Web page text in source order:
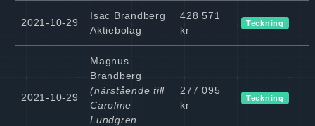
2021-10-29
Isac Brandberg
Aktiebolag
428 571
kr
Teckning
2021-10-29
Magnus
Brandberg
(närstående till
Caroline
Lundgren
277 095
kr
Teckning